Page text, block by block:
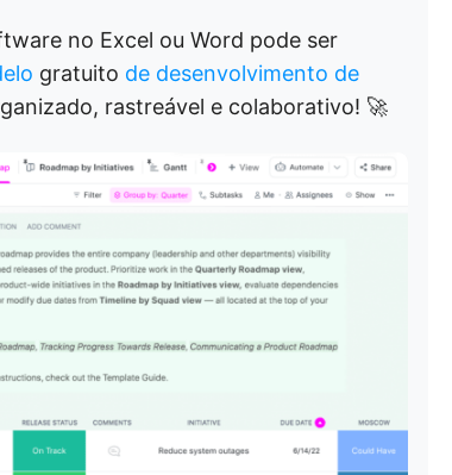
no Excel ou Word pode ser
gratuito de desenvolvimento de
rastreável e colaborativo! 🚀